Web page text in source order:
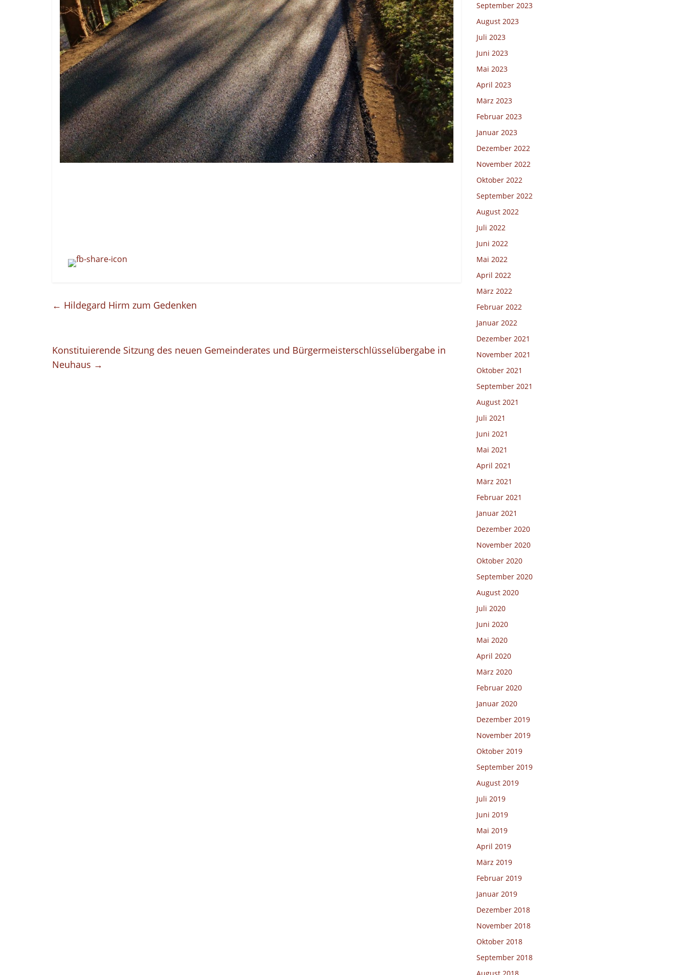
← Hildegard Hirm zum Gedenken
Konstituierende Sitzung des neuen Gemeinderates und Bürgermeisterschlüsselübergabe in
Neuhaus →
September 2023
August 2023
Juli 2023
Juni 2023
Mai 2023
April 2023
März 2023
Februar 2023
Januar 2023
Dezember 2022
November 2022
Oktober 2022
September 2022
August 2022
Juli 2022
Juni 2022
Mai 2022
April 2022
März 2022
Februar 2022
Januar 2022
Dezember 2021
November 2021
Oktober 2021
September 2021
August 2021
Juli 2021
Juni 2021
Mai 2021
April 2021
März 2021
Februar 2021
Januar 2021
Dezember 2020
November 2020
Oktober 2020
September 2020
August 2020
Juli 2020
Juni 2020
Mai 2020
April 2020
März 2020
Februar 2020
Januar 2020
Dezember 2019
November 2019
Oktober 2019
September 2019
August 2019
Juli 2019
Juni 2019
Mai 2019
April 2019
März 2019
Februar 2019
Januar 2019
Dezember 2018
November 2018
Oktober 2018
September 2018